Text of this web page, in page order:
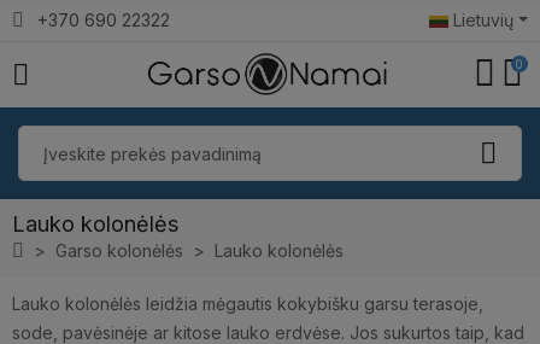
+370 690 22322 Lietuvių
0
Lauko kolonėlės
Garso kolonėlės Lauko kolonėlės
Lauko kolonėlės leidžia mėgautis kokybišku garsu terasoje,
sode, pavėsinėje ar kitose lauko erdvėse. Jos sukurtos taip, kad